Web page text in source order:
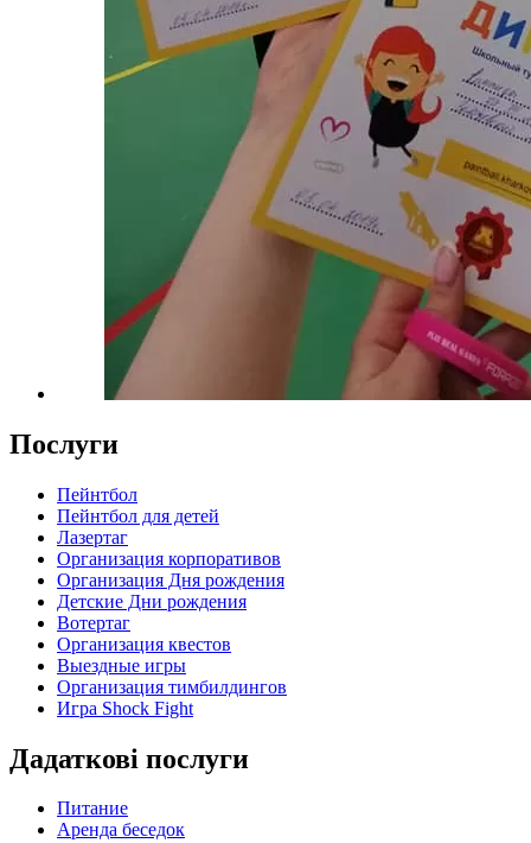
Послуги
Пейнтбол
Пейнтбол для детей
Лазертаг
Организация корпоративов
Организация Дня рождения
Детские Дни рождения
Вотертаг
Организация квестов
Выездные игры
Организация тимбилдингов
Игра Shock Fight
Дадаткові послуги
Питание
Аренда беседок